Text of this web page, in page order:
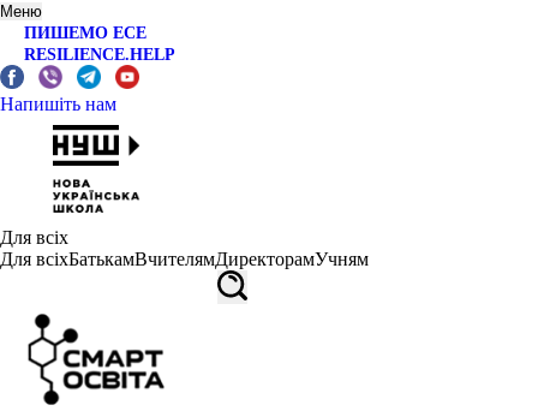
Меню
ПИШЕМО ЕСЕ
RESILIENCE.HELP
Напишіть нам
Для всіх
Для всіхБатькамВчителямДиректорамУчням